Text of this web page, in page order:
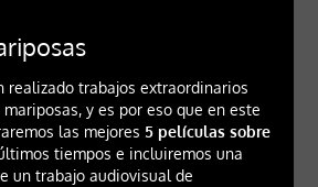
realizado trabajos extraordinarios
y es por eso que en este
las mejores 5 películas sobre
tiempos e incluiremos una
un trabajo audiovisual de